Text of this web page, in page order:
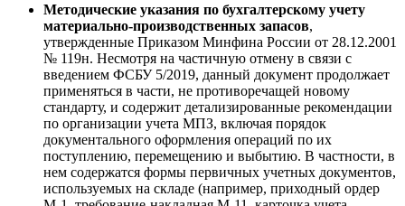
Методические указания по бухгалтерскому учету
материально-производственных запасов,
утвержденные Приказом Минфина России от 28.12.2001
№ 119н. Несмотря на частичную отмену в связи с
введением ФСБУ 5/2019, данный документ продолжает
применяться в части, не противоречащей новому
стандарту, и содержит детализированные рекомендации
по организации учета МПЗ, включая порядок
документального оформления операций по их
поступлению, перемещению и выбытию. В частности, в
нем содержатся формы первичных учетных документов,
используемых на складе (например, приходный ордер